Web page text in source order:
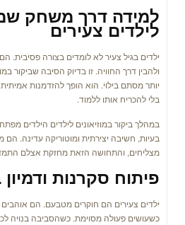
למידה דרך משחק
לילדים צעירים
ילדים בגיל צעיר לא לומדים בצורה פסיבית.
ולהבין דרך החוויה. זו בדיוק הסיבה שביקור
יותר מסתם בילוי. הוא הופך להזדמנות
בלי להכריח אותו ללמוד.
במהלך ביקור במוזיאונים לילדים הילדים
בעיות, חשיבה יצירתית ומוטוריקה עדינה.
מצליחים, והתחושה הזאת מחזקת אצלם
פיתוח סקרנות
ילדים צעירים הם חוקרים מטבעם. הם
כשעושים פעולה מסוימת. כשהסביבה בנויה